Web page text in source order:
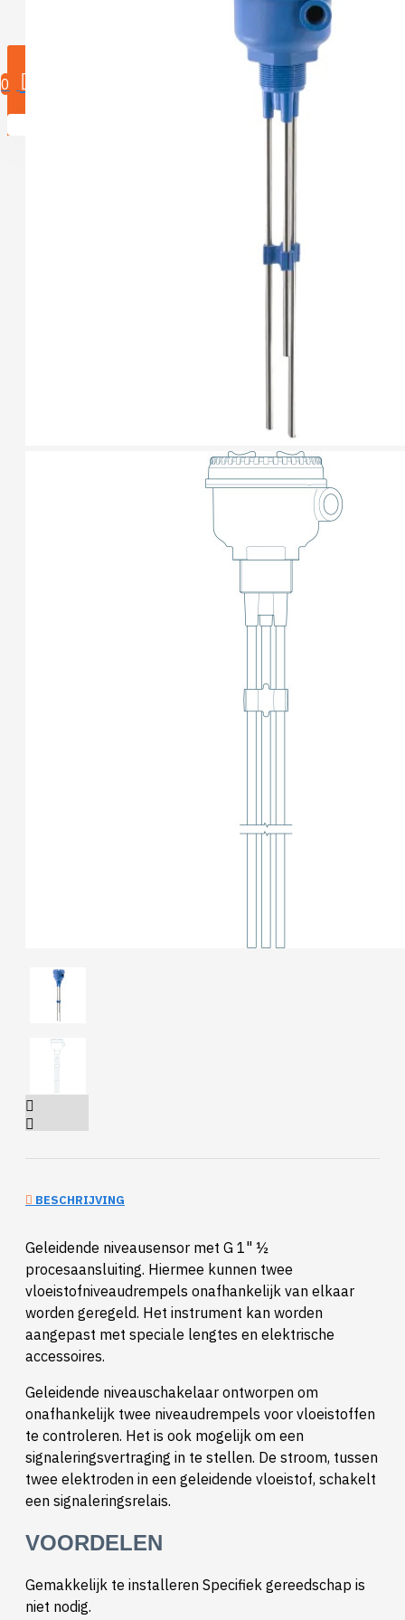
0
U heeft nog geen producten in uw winkelwagen.
BESCHRIJVING
Geleidende niveausensor met G 1" ½
procesaansluiting. Hiermee kunnen twee
vloeistofniveaudrempels onafhankelijk van elkaar
worden geregeld. Het instrument kan worden
aangepast met speciale lengtes en elektrische
accessoires.
Geleidende niveauschakelaar ontworpen om
onafhankelijk twee niveaudrempels voor vloeistoffen
te controleren. Het is ook mogelijk om een
signaleringsvertraging in te stellen. De stroom, tussen
twee elektroden in een geleidende vloeistof, schakelt
een signaleringsrelais.
VOORDELEN
Gemakkelijk te installeren Specifiek gereedschap is
niet nodig.